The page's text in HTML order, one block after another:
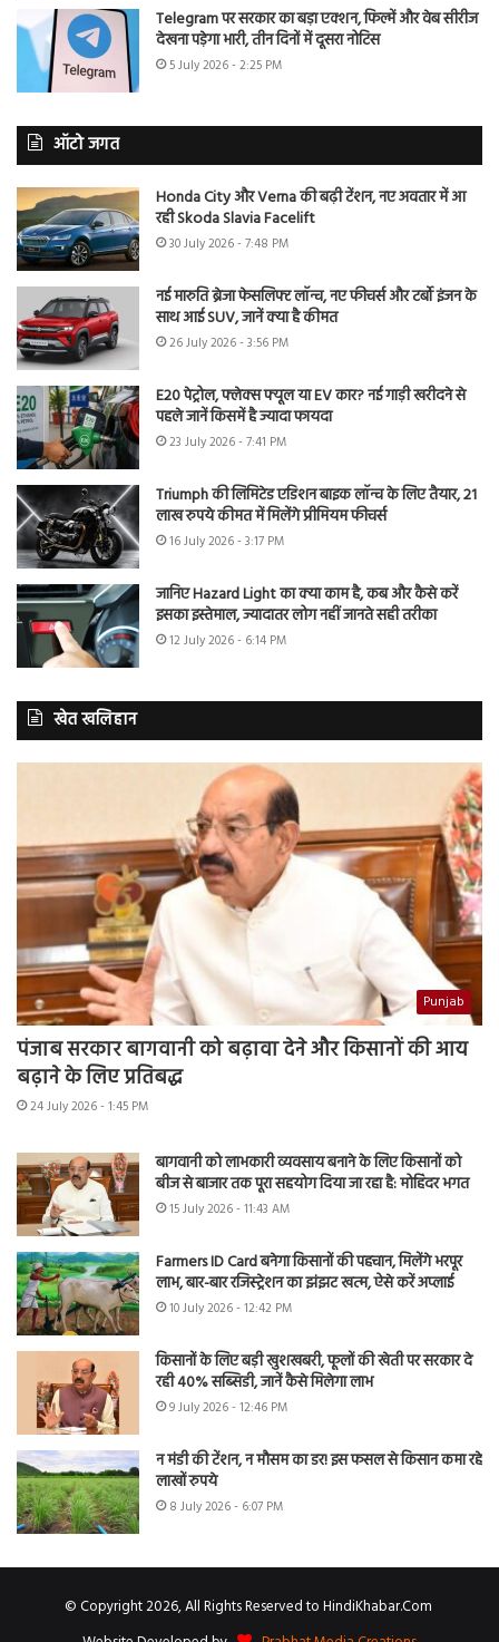
Telegram पर सरकार का बड़ा एक्शन, फिल्में और वेब सीरीज
देखना पड़ेगा भारी, तीन दिनों में दूसरा नोटिस
5 July 2026 - 2:25 PM
ऑटो जगत
Honda City और Verna की बढ़ी टेंशन, नए अवतार में आ
रही Skoda Slavia Facelift
30 July 2026 - 7:48 PM
नई मारुति ब्रेजा फेसलिफ्ट लॉन्च, नए फीचर्स और टर्बो इंजन के
साथ आई SUV, जानें क्या है कीमत
26 July 2026 - 3:56 PM
E20 पेट्रोल, फ्लेक्स फ्यूल या EV कार? नई गाड़ी खरीदने से
पहले जानें किसमें है ज्यादा फायदा
23 July 2026 - 7:41 PM
Triumph की लिमिटेड एडिशन बाइक लॉन्च के लिए तैयार, 21
लाख रुपये कीमत में मिलेंगे प्रीमियम फीचर्स
16 July 2026 - 3:17 PM
जानिए Hazard Light का क्या काम है, कब और कैसे करें
इसका इस्तेमाल, ज्यादातर लोग नहीं जानते सही तरीका
12 July 2026 - 6:14 PM
खेत खलिहान
Punjab
पंजाब सरकार बागवानी को बढ़ावा देने और किसानों की आय
बढ़ाने के लिए प्रतिबद्ध
24 July 2026 - 1:45 PM
बागवानी को लाभकारी व्यवसाय बनाने के लिए किसानों को
बीज से बाजार तक पूरा सहयोग दिया जा रहा है: मोहिंदर भगत
15 July 2026 - 11:43 AM
Farmers ID Card बनेगा किसानों की पहचान, मिलेंगे भरपूर
लाभ, बार-बार रजिस्ट्रेशन का झंझट खत्म, ऐसे करें अप्लाई
10 July 2026 - 12:42 PM
किसानों के लिए बड़ी खुशखबरी, फूलों की खेती पर सरकार दे
रही 40% सब्सिडी, जानें कैसे मिलेगा लाभ
9 July 2026 - 12:46 PM
न मंडी की टेंशन, न मौसम का डर! इस फसल से किसान कमा रहे
लाखों रुपये
8 July 2026 - 6:07 PM
© Copyright 2026, All Rights Reserved to HindiKhabar.Com